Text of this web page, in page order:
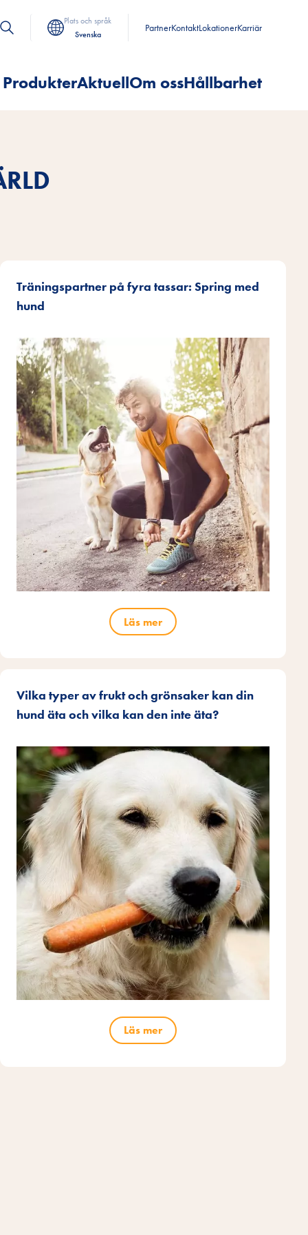
Plats och språk
Svenska
PartnerKontaktLokationerKarriär
ProdukterAktuellOm ossHållbarhet
Träningspartner på fyra tassar: Spring med
hund
Läs mer
Vilka typer av frukt och grönsaker kan din
hund äta och vilka kan den inte äta?
Läs mer